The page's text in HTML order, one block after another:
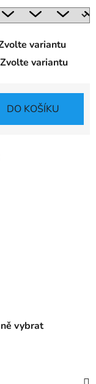
variantu
Zvolte variantu
DO KOŠÍKU
vybrat